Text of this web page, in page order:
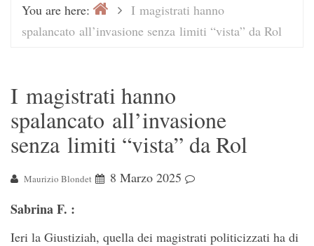
You are here: HomeI magistrati hanno
spalancato all’invasione senza limiti “vista” da Rol
I magistrati hanno
spalancato all’invasione
senza limiti “vista” da Rol
Maurizio Blondet 8 Marzo 2025
Sabrina F. :
Ieri la Giustiziah, quella dei magistrati politicizzati ha di